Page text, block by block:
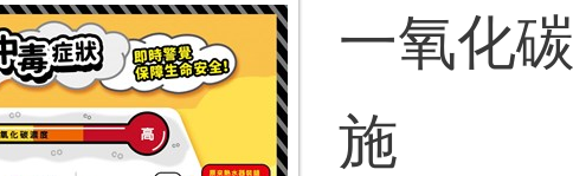
一氧化碳
施